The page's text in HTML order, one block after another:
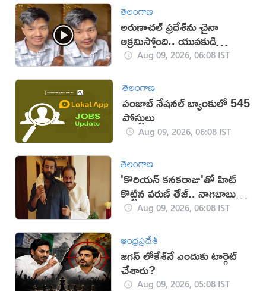
తెలంగాణ
అరుణాచల్‌ ప్రదేశ్‌ను చైనా
ఆక్రమిస్తోంది.. యువకుడి
వీడియో వైరల్
Aug 09, 2026, 06:08 IST
తెలంగాణ
పంజాబ్ నేషనల్ బ్యాంకులో 545
పోస్టులు
Aug 09, 2026, 06:08 IST
తెలంగాణ
'కొరియన్ కనకరాజు'తో హిట్
కొట్టిన వరుణ్ తేజ్.. నాగబాబు
ఎమోషనల్ పోస్ట్
Aug 09, 2026, 06:08 IST
ఆంధ్రప్రదేశ్
జగన్ లోకేశ్‌నే ఎందుకు టార్గెట్
చేశారు?
Aug 09, 2026, 05:08 IST